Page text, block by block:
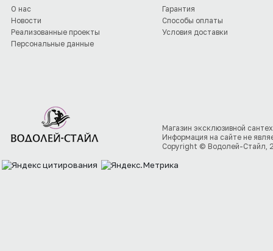
О нас
Новости
Реализованные проекты
Персональные данные
Гарантия
Способы оплаты
Условия доставки
Магазин эксклюзивной
Информация на сайте не
Copyright © Водолей-Стайл,